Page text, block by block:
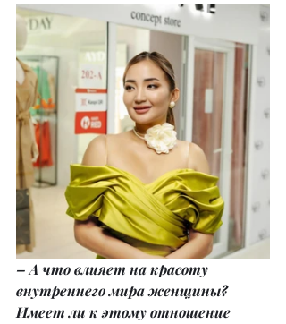
– А что влияет на красоту
внутреннего мира женщины?
Имеет ли к этому отношение